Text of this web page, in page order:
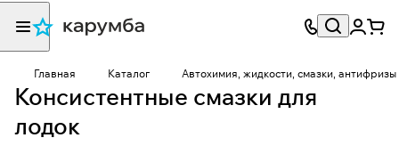
Главная Каталог Автохимия, жидкости, смазки, антифризы
Консистентные смазки для
лодок